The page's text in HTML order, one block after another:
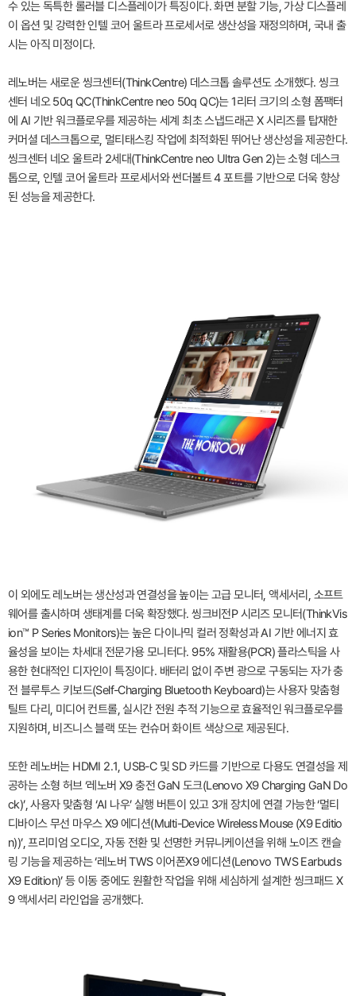
수 있는 독특한 롤러블 디스플레이가 특징이다. 화면 분할 기능, 가상 디스플레
이 옵션 및 강력한 인텔 코어 울트라 프로세서로 생산성을 재정의하며, 국내 출
시는 아직 미정이다.
레노버는 새로운 씽크센터(ThinkCentre) 데스크톱 솔루션도 소개했다. 씽크
센터 네오 50q QC(ThinkCentre neo 50q QC)는 1리터 크기의 소형 폼팩터
에 AI 기반 워크플로우를 제공하는 세계 최초 스냅드래곤 X 시리즈를 탑재한
커머셜 데스크톱으로, 멀티태스킹 작업에 최적화된 뛰어난 생산성을 제공한다.
씽크센터 네오 울트라 2세대(ThinkCentre neo Ultra Gen 2)는 소형 데스크
톱으로, 인텔 코어 울트라 프로세서와 썬더볼트 4 포트를 기반으로 더욱 향상
된 성능을 제공한다.
이 외에도 레노버는 생산성과 연결성을 높이는 고급 모니터, 액세서리, 소프트
웨어를 출시하며 생태계를 더욱 확장했다. 씽크비전P 시리즈 모니터(ThinkVis
ion™ P Series Monitors)는 높은 다이나믹 컬러 정확성과 AI 기반 에너지 효
율성을 보이는 차세대 전문가용 모니터다. 95% 재활용(PCR) 플라스틱을 사
용한 현대적인 디자인이 특징이다. 배터리 없이 주변 광으로 구동되는 자가 충
전 블루투스 키보드(Self-Charging Bluetooth Keyboard)는 사용자 맞춤형
틸트 다리, 미디어 컨트롤, 실시간 전원 추적 기능으로 효율적인 워크플로우를
지원하며, 비즈니스 블랙 또는 컨슈머 화이트 색상으로 제공된다.
또한 레노버는 HDMI 2.1, USB-C 및 SD 카드를 기반으로 다용도 연결성을 제
공하는 소형 허브 ‘레노버 X9 충전 GaN 도크(Lenovo X9 Charging GaN Do
ck)’, 사용자 맞춤형 ‘AI 나우’ 실행 버튼이 있고 3개 장치에 연결 가능한 ‘멀티
디바이스 무선 마우스 X9 에디션(Multi-Device Wireless Mouse (X9 Editio
n))’, 프리미엄 오디오, 자동 전환 및 선명한 커뮤니케이션을 위해 노이즈 캔슬
링 기능을 제공하는 ‘레노버 TWS 이어폰X9 에디션(Lenovo TWS Earbuds
X9 Edition)’ 등 이동 중에도 원활한 작업을 위해 세심하게 설계한 씽크패드 X
9 액세서리 라인업을 공개했다.